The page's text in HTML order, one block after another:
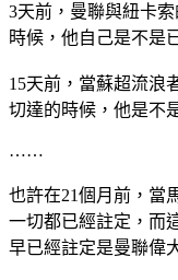
3天前，曼聯與紐卡
時候，他自己是不是
15天前，當蘇超流浪
切達的時候，他是不
……
也許在21個月前，當
一切都已經註定，而
早已經註定是曼聯偉